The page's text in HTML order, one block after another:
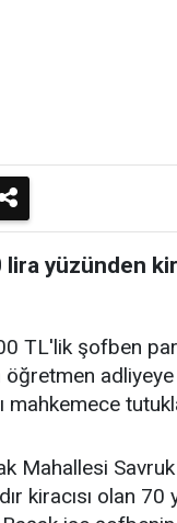
lira yüzünden
TL'lik şofben
adliyeye
mahkemece
Mahallesi
kiracısı olan